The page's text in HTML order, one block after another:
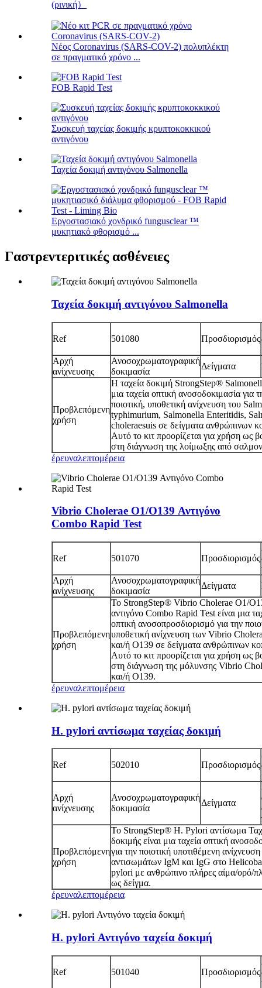
(ρινική）
Νέος Coronavirus (SARS-COV-2) πολυπλέκτη
σε πραγματικό χρόνο ...
FOB Rapid Test
Συσκευή ταχείας δοκιμής κρυπτοκοκκικού
αντιγόνου
Ταχεία δοκιμή αντιγόνου Salmonella
Εργοστασιακό χονδρικό fungusclear ™
μυκητιακό φθορισμό ...
Γαστρεντεριτικές ασθένειες
Ταχεία δοκιμή αντιγόνου Salmonella
Ref 501080 Προσδιορισμός
Αρχή
ανίχνευσης
Ανοσοχρωματογραφική
δοκιμασία
Δείγματα
Προβλεπόμενη
χρήση
Η ταχεία δοκιμή StrongStep®
μια ταχεία οπτική ανοσοδοκιμασία για
ποιοτική, υποθετική ανίχνευση του
typhimurium, Salmonella Enteritidis,
choleraesuis σε δείγματα ανθρώπινων
Αυτό το κιτ προορίζεται για χρήση ως
στη διάγνωση της λοίμωξης από
έρευναλεπτομέρεια
Vibrio Cholerae O1/O139 Αντιγόνο
Combo Rapid Test
Ref 501070 Προσδιορισμός
Αρχή
ανίχνευσης
Ανοσοχρωματογραφική
δοκιμασία
Δείγματα
Προβλεπόμενη
χρήση
Το StrongStep® Vibrio Cholerae O1/
αντιγόνο Combo Rapid Test είναι μια
οπτική ανοσοπροσδιορισμό για την
υποθετική ανίχνευση των Vibrio
και/ή O139 σε δείγματα ανθρώπινων
Αυτό το κιτ προορίζεται για χρήση ως
στη διάγνωση της μόλυνσης Vibrio
και/ή O139.
έρευναλεπτομέρεια
H. pylori αντίσωμα ταχείας δοκιμή
Ref 502010 Προσδιορισμός
Αρχή
ανίχνευσης
Ανοσοχρωματογραφική
δοκιμασία
Δείγματα
Προβλεπόμενη
χρήση
Το StrongStep® Η. Pylori αντίσωμα
δοκιμής είναι μια ταχεία οπτική
για την ποιοτική υποτιθέμενη
αντισωμάτων IgM και IgG στο
pylori με ανθρώπινο πλήρες αίμα/ορό/
ως δείγμα.
έρευναλεπτομέρεια
H. pylori Αντιγόνο ταχεία δοκιμή
Ref 501040 Προσδιορισμός